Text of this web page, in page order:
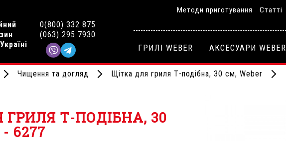
0(800) 332 875
(063) 295 7930
Методи приготування Статті
ГРИЛІ WEBER АКСЕСУАРИ WEBER
Чищення та догляд Щітка для гриля Т-подібна, 30 см, Weber
Т-ПОДІБНА, 30
6277